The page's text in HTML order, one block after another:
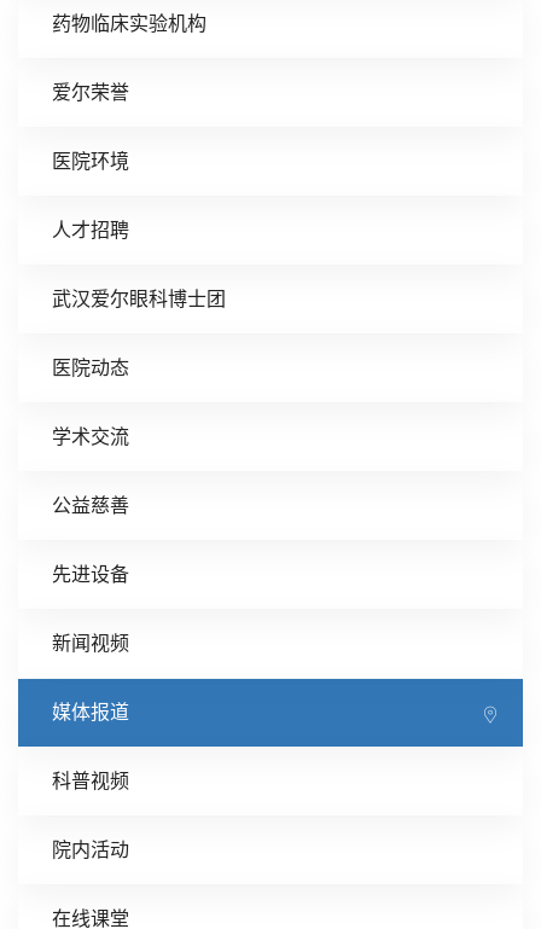
药物临床实验机构
爱尔荣誉
医院环境
人才招聘
武汉爱尔眼科博士团
医院动态
学术交流
公益慈善
先进设备
新闻视频
媒体报道
科普视频
院内活动
在线课堂